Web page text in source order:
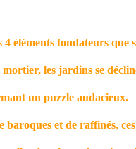
éléments fondateurs que
mortier, les jardins se
un puzzle audacieux.
baroques et de raffinés,